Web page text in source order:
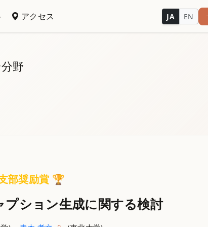
アクセス JA EN
野
部奨励賞 🏆
ション生成に関する検討